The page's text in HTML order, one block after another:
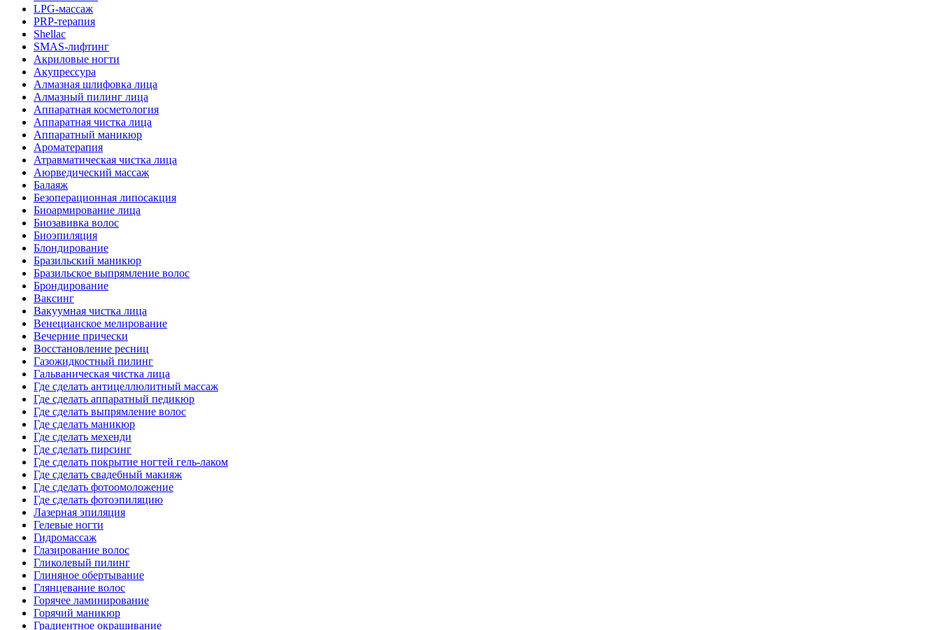
LPG-массаж
PRP-терапия
Shellac
SMAS-лифтинг
Акриловые ногти
Акупрессура
Алмазная шлифовка лица
Алмазный пилинг лица
Аппаратная косметология
Аппаратная чистка лица
Аппаратный маникюр
Ароматерапия
Атравматическая чистка лица
Аюрведический массаж
Балаяж
Безоперационная липосакция
Биоармирование лица
Биозавивка волос
Биоэпиляция
Блондирование
Бразильский маникюр
Бразильское выпрямление волос
Брондирование
Ваксинг
Вакуумная чистка лица
Венецианское мелирование
Вечерние прически
Восстановление ресниц
Газожидкостный пилинг
Гальваническая чистка лица
Где сделать антицеллюлитный массаж
Где сделать аппаратный педикюр
Где сделать выпрямление волос
Где сделать маникюр
Где сделать мехенди
Где сделать пирсинг
Где сделать покрытие ногтей гель-лаком
Где сделать свадебный макияж
Где сделать фотоомоложение
Где сделать фотоэпиляцию
Лазерная эпиляция
Гелевые ногти
Гидромассаж
Глазирование волос
Гликолевый пилинг
Глиняное обертывание
Глянцевание волос
Горячее ламинирование
Горячий маникюр
Градиентное окрашивание